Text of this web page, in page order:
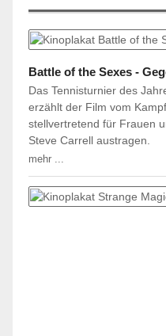
Battle of the Sexes -
Das Tennisturnier des
erzählt der Film vom
stellvertretend für Frauen
Steve Carrell austragen.
mehr ...